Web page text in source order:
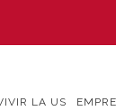
LA US